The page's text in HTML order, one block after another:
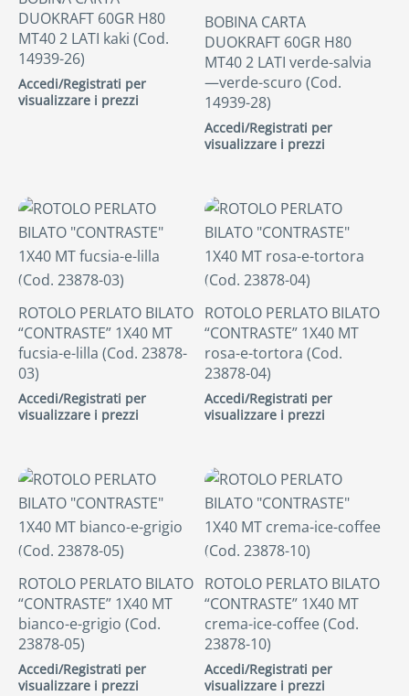
DUOKRAFT 60GR H80
MT40 2 LATI kaki (Cod.
14939-26)
Accedi/Registrati per
visualizzare i prezzi
BOBINA CARTA
DUOKRAFT 60GR H80
MT40 2 LATI verde-salvia
—verde-scuro (Cod.
14939-28)
Accedi/Registrati per
visualizzare i prezzi
ROTOLO PERLATO BILATO
“CONTRASTE” 1X40 MT
fucsia-e-lilla (Cod. 23878-
03)
Accedi/Registrati per
visualizzare i prezzi
ROTOLO PERLATO BILATO
“CONTRASTE” 1X40 MT
rosa-e-tortora (Cod.
23878-04)
Accedi/Registrati per
visualizzare i prezzi
ROTOLO PERLATO BILATO
“CONTRASTE” 1X40 MT
bianco-e-grigio (Cod.
23878-05)
Accedi/Registrati per
visualizzare i prezzi
ROTOLO PERLATO BILATO
“CONTRASTE” 1X40 MT
crema-ice-coffee (Cod.
23878-10)
Accedi/Registrati per
visualizzare i prezzi